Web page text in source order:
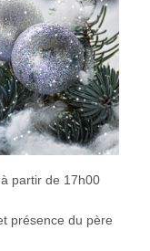
partir de 17h00
présence du père